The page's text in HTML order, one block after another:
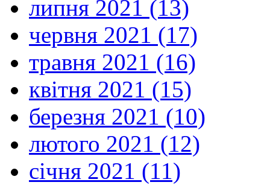
липня 2021 (13)
червня 2021 (17)
травня 2021 (16)
квітня 2021 (15)
березня 2021 (10)
лютого 2021 (12)
січня 2021 (11)